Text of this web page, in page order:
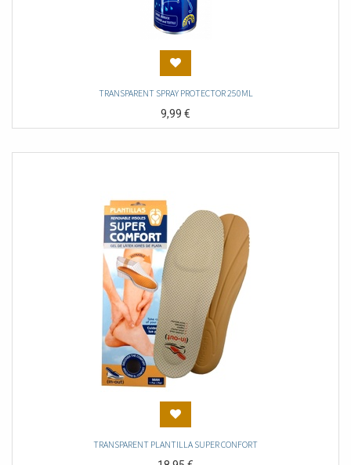
TRANSPARENT SPRAY PROTECTOR 250ML
9,99€
TRANSPARENT PLANTILLA SUPER CONFORT